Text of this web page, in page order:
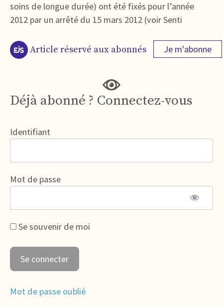
soins de longue durée) ont été fixés pour l’année
2012 par un arrêté du 15 mars 2012 (voir Senti
Article réservé aux abonnés Je m'abonne
Déjà abonné ? Connectez-vous
Identifiant
Mot de passe
Se souvenir de moi
Mot de passe oublié